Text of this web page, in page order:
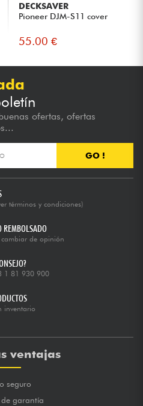
DECKSAVER
Pioneer DJM-S11 cover
55.00 €
ofertas, ofertas
GO !
términos y condiciones)
REMBOLSADO
de opinión
1 81 930 900
inventario
ventajas
seguro
garantía